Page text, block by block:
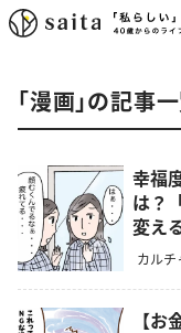
「漫画」の記事
幸福
は？
変え
カルチ
【